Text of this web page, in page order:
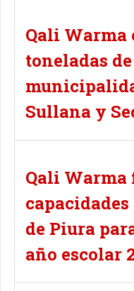
Qali Warma
toneladas
Sullana y
Qali Warma
de Piura
año escolar